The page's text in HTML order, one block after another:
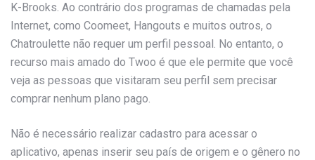
K-Brooks. Ao contrário dos programas de chamadas pela
Internet, como Coomeet, Hangouts e muitos outros, o
Chatroulette não requer um perfil pessoal. No entanto, o
recurso mais amado do Twoo é que ele permite que você
veja as pessoas que visitaram seu perfil sem precisar
comprar nenhum plano pago.
Não é necessário realizar cadastro para acessar o
aplicativo, apenas inserir seu país de origem e o gênero no